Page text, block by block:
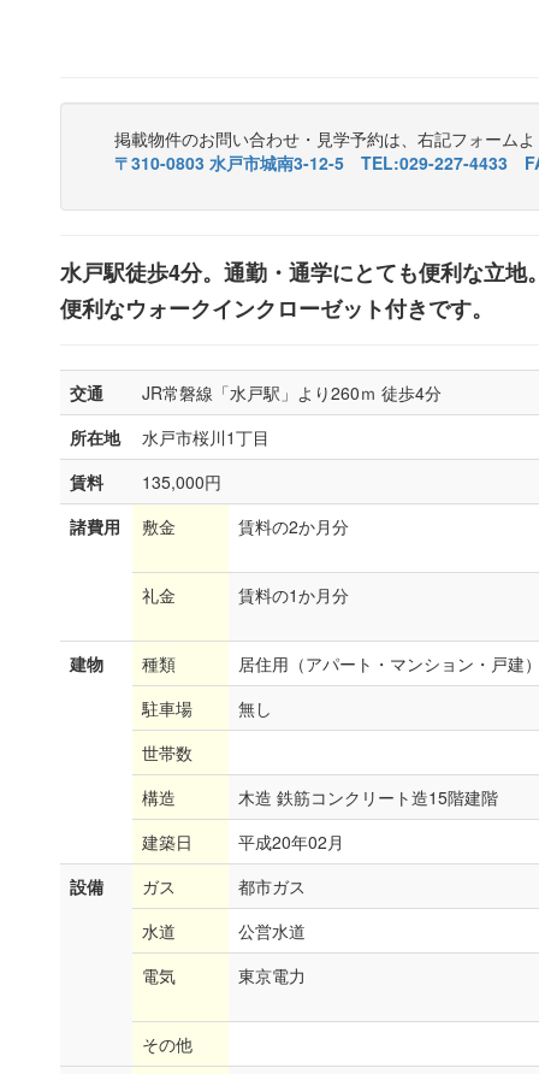
掲載物件のお問い合わせ・見学予約は、右記フォーム
〒310-0803 水戸市城南3-12-5 TEL:029-227-4433
水戸駅徒歩4分。通勤・通学にとても便利な立
便利なウォークインクローゼット付きです。
交通
JR常磐線「水戸駅」より260ｍ 徒歩4分
所在地
水戸市桜川1丁目
賃料
135,000円
諸費用
敷金 賃料の2か月分
礼金 賃料の1か月分
建物 種類
居住用（アパート・マンション・戸建
駐車場
無し
世帯数
構造
木造 鉄筋コンクリート造15階建階
建築日
平成20年02月
設備
ガス
都市ガス
水道
公営水道
電気
東京電力
その他